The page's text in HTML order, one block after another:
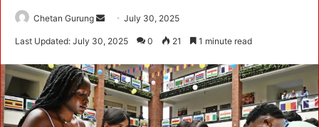
Chetan Gurung
d
a
n
e
July 30, 2025
Last Updated: July 30, 2025 0 21 1 minute read